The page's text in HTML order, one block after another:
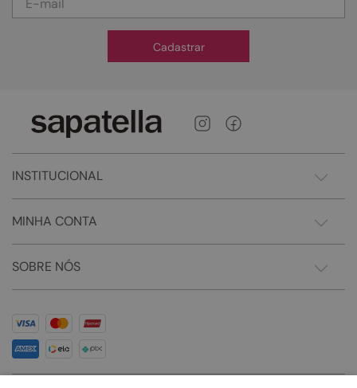
Cadastrar
INSTITUCIONAL
MINHA CONTA
SOBRE NÓS